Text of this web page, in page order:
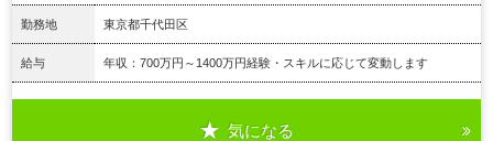
勤務地 東京都千代田区
給与 年収：700万円～1400万円経験・スキルに応じて変動します
気になる